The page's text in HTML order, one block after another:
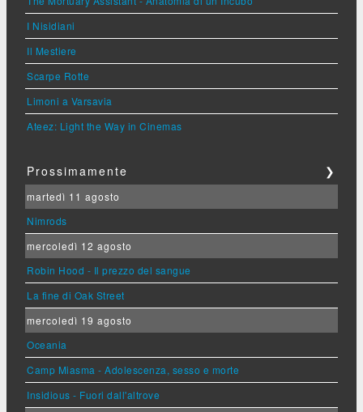
I Nisidiani
Il Mestiere
Scarpe Rotte
Limoni a Varsavia
Ateez: Light the Way in Cinemas
Prossimamente ❯
martedì 11 agosto
Nimrods
mercoledì 12 agosto
Robin Hood - Il prezzo del sangue
La fine di Oak Street
mercoledì 19 agosto
Oceania
Camp Miasma - Adolescenza, sesso e morte
Insidious - Fuori dall'altrove